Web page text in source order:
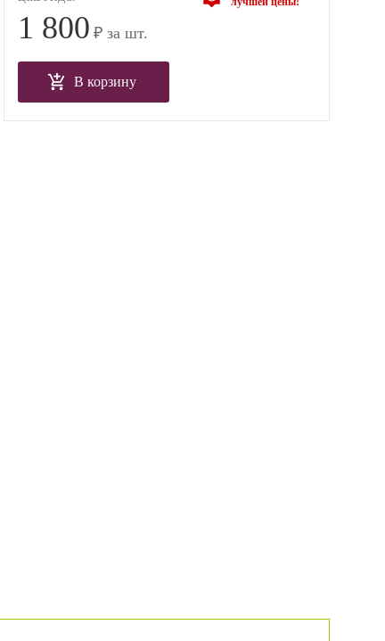
1 800 ₽ за шт.
В корзину